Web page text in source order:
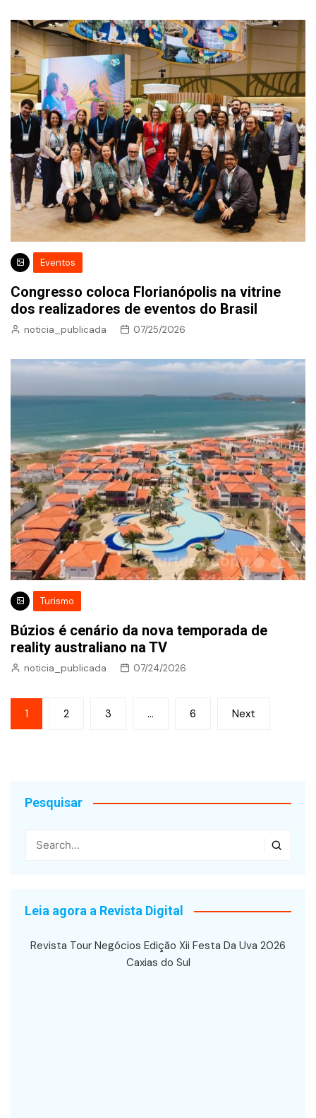
Eventos
Congresso coloca Florianópolis na vitrine
dos realizadores de eventos do Brasil
noticia_publicada 07/25/2026
Turismo
Búzios é cenário da nova temporada de
reality australiano na TV
noticia_publicada 07/24/2026
Paginação
de
1 2 3 … 6 Next
Pesquisar
Leia agora a Revista Digital
Revista Tour Negócios Edição Xii Festa Da Uva 2026
Caxias do Sul